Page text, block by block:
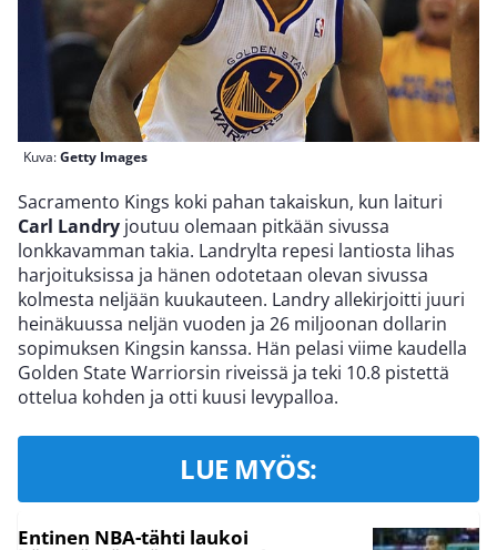
Kuva:Getty Images
Sacramento Kings koki pahan takaiskun, kun laituri
Carl Landry joutuu olemaan pitkään sivussa
lonkkavamman takia. Landrylta repesi lantiosta lihas
harjoituksissa ja hänen odotetaan olevan sivussa
kolmesta neljään kuukauteen. Landry allekirjoitti juuri
heinäkuussa neljän vuoden ja 26 miljoonan dollarin
sopimuksen Kingsin kanssa. Hän pelasi viime kaudella
Golden State Warriorsin riveissä ja teki 10.8 pistettä
ottelua kohden ja otti kuusi levypalloa.
LUE MYÖS:
Entinen NBA-tähti laukoi